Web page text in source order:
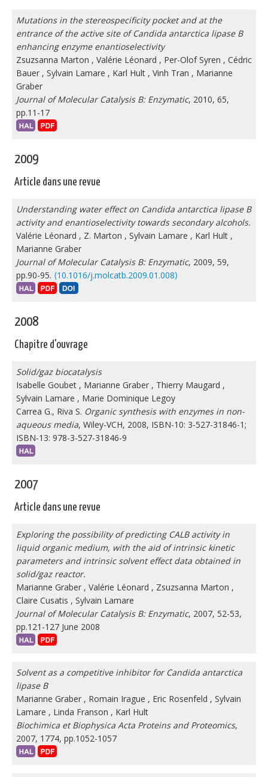
Mutations in the stereospecificity pocket and at the
entrance of the active site of Candida antarctica lipase B
enhancing enzyme enantioselectivity
Zsuzsanna Marton , Valérie Léonard , Per-Olof Syren , Cédric
Bauer , Sylvain Lamare , Karl Hult , Vinh Tran , Marianne
Graber
Journal of Molecular Catalysis B: Enzymatic, 2010, 65,
pp.11-17
2009
Article dans une revue
Understanding water effect on Candida antarctica lipase B
activity and enantioselectivity towards secondary alcohols.
Valérie Léonard , Z. Marton , Sylvain Lamare , Karl Hult ,
Marianne Graber
Journal of Molecular Catalysis B: Enzymatic, 2009, 59,
pp.90-95. ⟨10.1016/j.molcatb.2009.01.008⟩
2008
Chapitre d'ouvrage
Solid/gaz biocatalysis
Isabelle Goubet , Marianne Graber , Thierry Maugard ,
Sylvain Lamare , Marie Dominique Legoy
Carrea G., Riva S. Organic synthesis with enzymes in non-
aqueous media, Wiley-VCH, 2008, ISBN-10: 3-527-31846-1;
ISBN-13: 978-3-527-31846-9
2007
Article dans une revue
Exploring the possibility of predicting CALB activity in
liquid organic medium, with the aid of intrinsic kinetic
parameters and intrinsic solvent effect data obtained in
solid/gaz reactor.
Marianne Graber , Valérie Léonard , Zsuzsanna Marton ,
Claire Cusatis , Sylvain Lamare
Journal of Molecular Catalysis B: Enzymatic, 2007, 52-53,
pp.121-127 June 2008
Solvent as a competitive inhibitor for Candida antarctica
lipase B
Marianne Graber , Romain Irague , Eric Rosenfeld , Sylvain
Lamare , Linda Franson , Karl Hult
Biochimica et Biophysica Acta Proteins and Proteomics,
2007, 1774, pp.1052-1057